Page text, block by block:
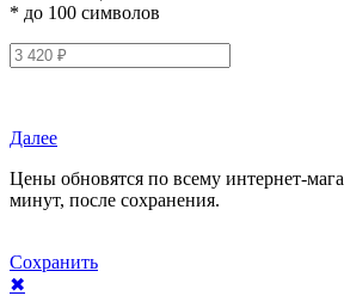
* до 100 символов
Далее
Цены обновятся по всему интернет-
минут, после сохранения.
Сохранить
✖